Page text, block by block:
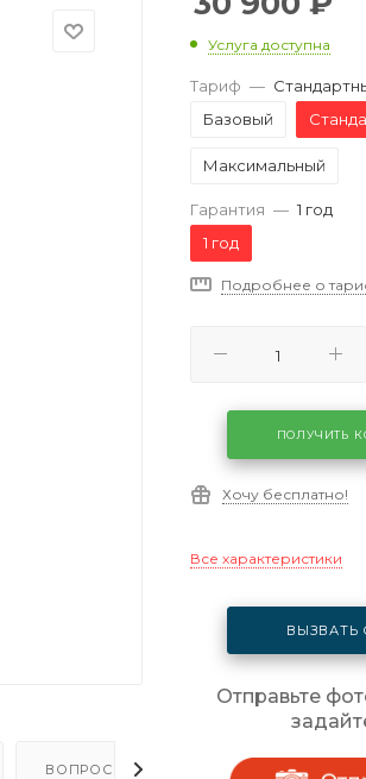
ВОПРОСЫ - ОТВЕТЫ
Услуга доступна
Тариф —
Базовый
Максимальный
Гарантия — 1 год
1 год
Подробнее о
ПОЛУЧИТЬ
Хочу бесплатно!
Все характеристики
Отправьте